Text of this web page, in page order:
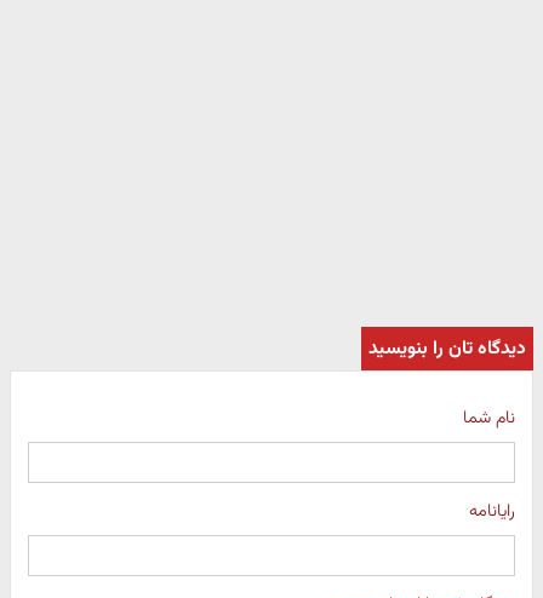
دیدگاه تان را بنویسید
نام شما
رایانامه